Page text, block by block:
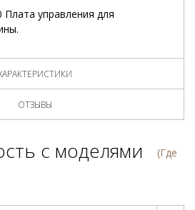
Плата управления для
ОТЗЫВЫ
с моделями
(Где